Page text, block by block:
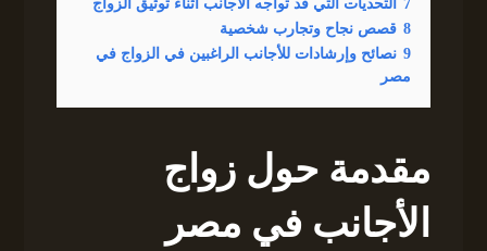
8 قصص نجاح وتجارب شخصية
9 نصائح وإرشادات للأجانب الراغبين في الزواج في
مصر
مقدمة حول زواج
الأجانب في مصر